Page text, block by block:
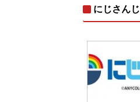
にじさんじ